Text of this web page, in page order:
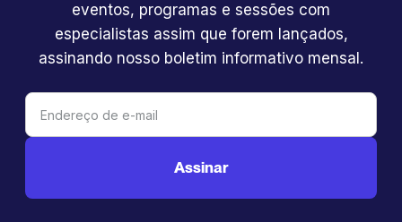
eventos, programas e sessões com
especialistas assim que forem lançados,
assinando nosso boletim informativo mensal.